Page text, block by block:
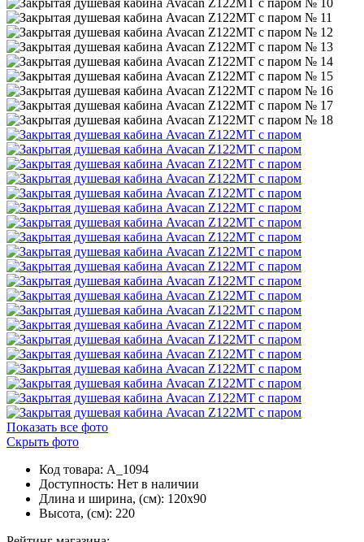
Показать все фото
Скрыть фото
Код товара: A_1094
Доступность: Нет в наличии
Длина и ширина, (см): 120x90
Высота, (см): 220